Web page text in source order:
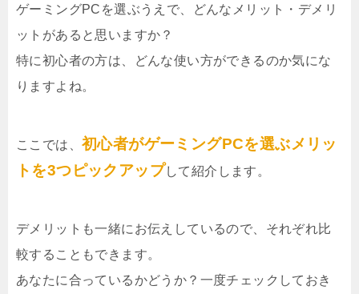
ゲーミングPCを選ぶうえで、どんなメリット・デメリ
ットがあると思いますか？
特に初心者の方は、どんな使い方ができるのか気にな
りますよね。
ここでは、 初心者がゲーミングPCを選ぶメリッ
トを3つピックアップして紹介します。
デメリットも一緒にお伝えしているので、それぞれ比
較することもできます。
あなたに合っているかどうか？一度チェックしておき